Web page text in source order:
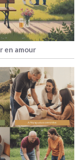
en amour